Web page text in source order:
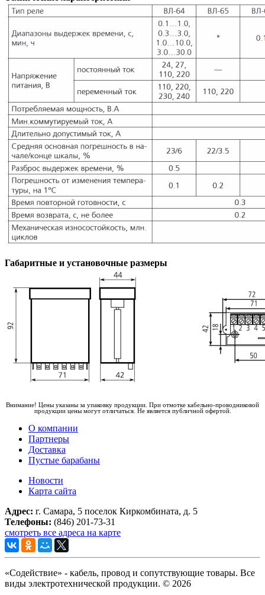
Габаритные и установочные размеры
Внимание! Цены указаны за упаковку продукции. При отмотке кабельно-проводниковой
продукции цены могут отличаться. Не является публичной офертой.
О компании
Партнеры
Доставка
Пустые барабаны
Новости
Карта сайта
Адрес: г. Самара, 5 поселок Киркомбината, д. 5
Телефоны: (846) 201-73-31
смотреть все адреса на карте
«Содействие» - кабель, провод и сопутствующие товары. Все
виды электротехнической продукции. © 2026